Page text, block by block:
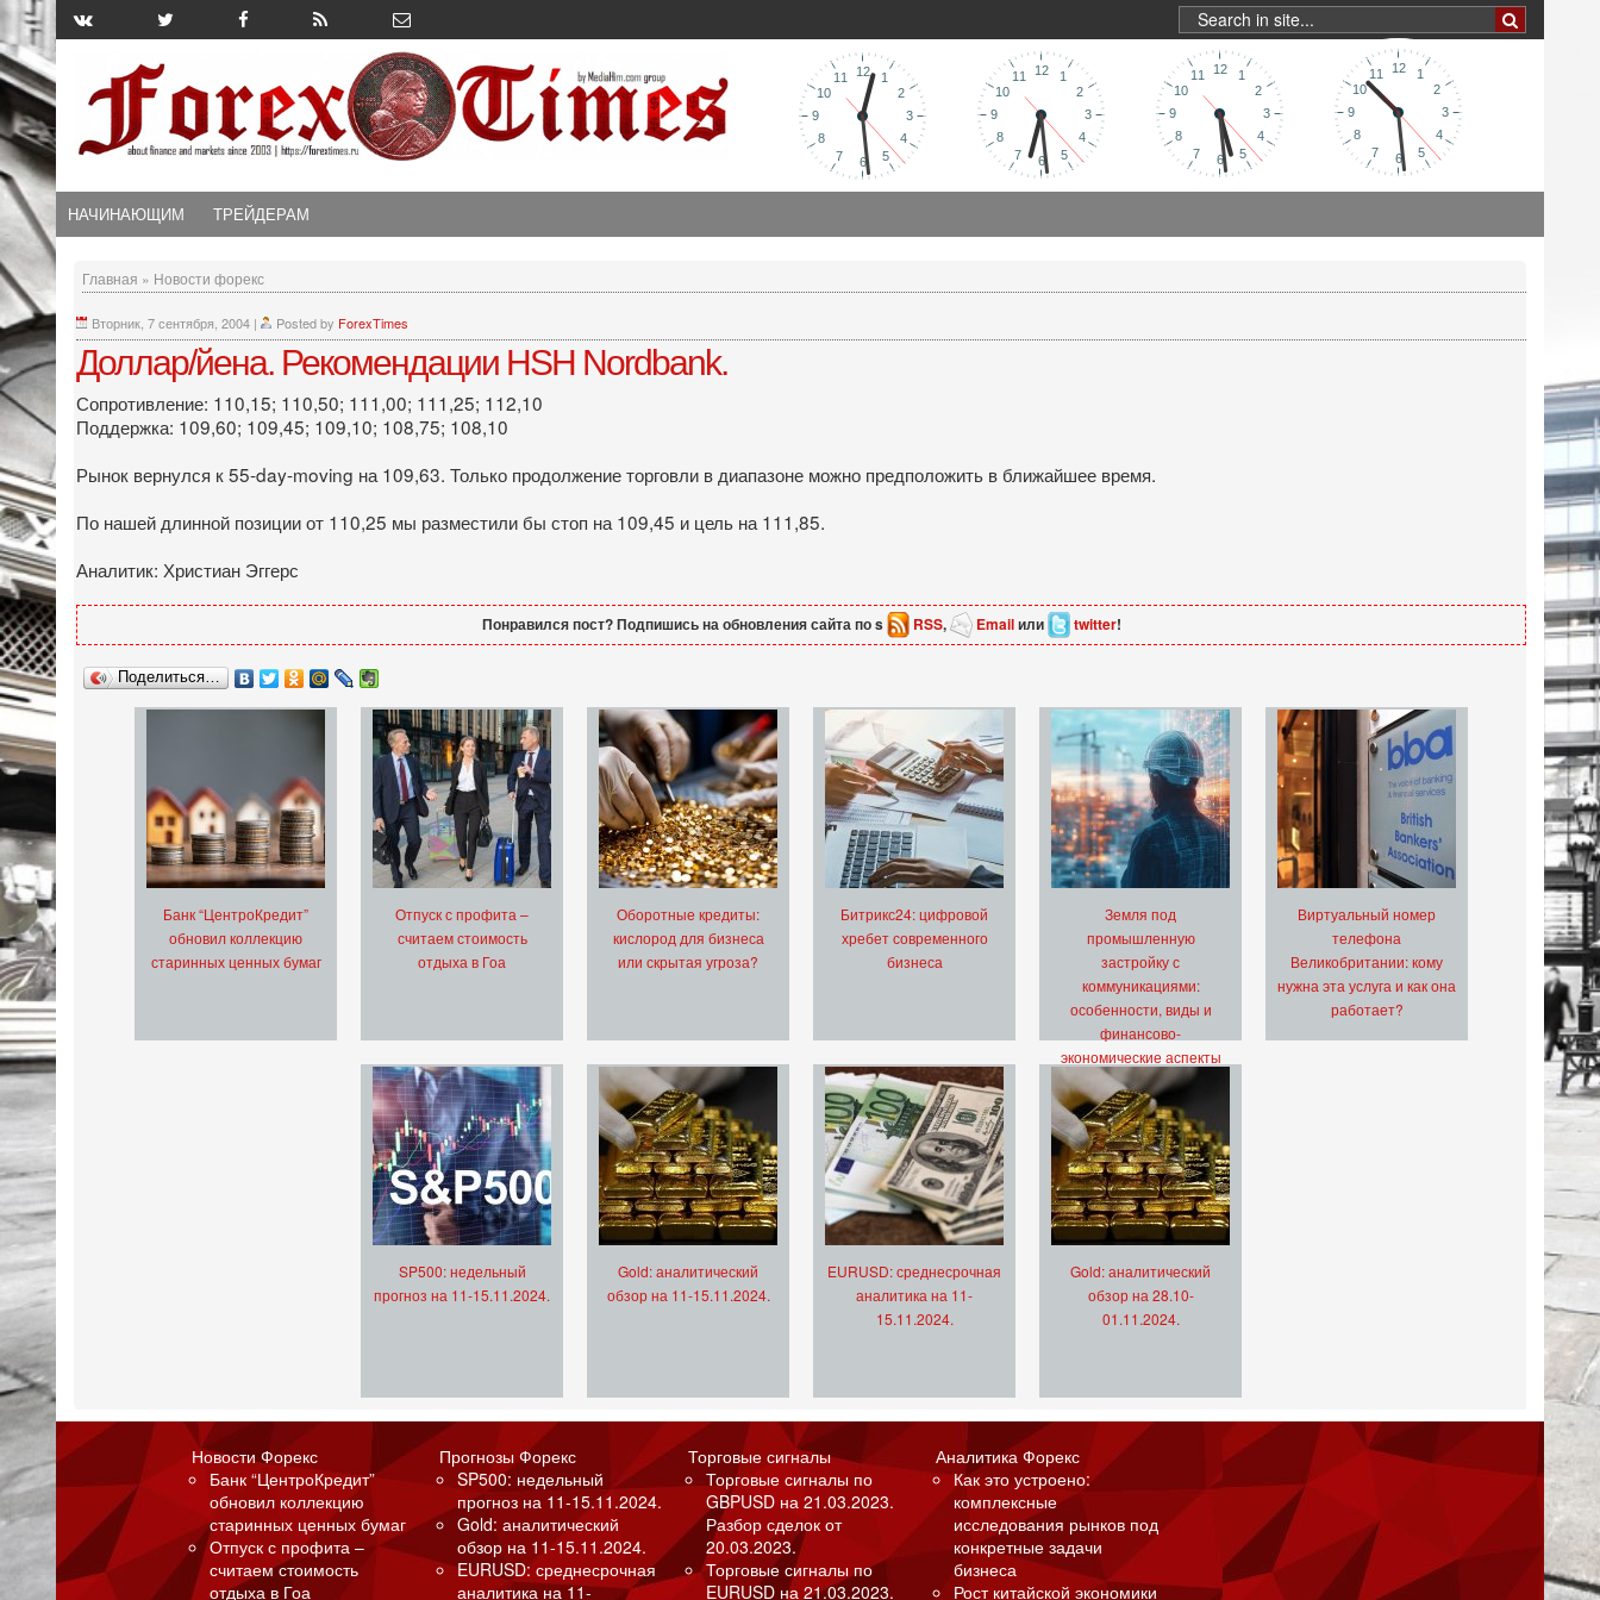
НАЧИНАЮЩИМ ТРЕЙДЕРАМ
Главная » Новости форекс
Вторник, 7 сентября, 2004 | Posted by ForexTimes
Доллар/йена. Рекомендации HSH Nordbank.
Сопротивление: 110,15; 110,50; 111,00; 111,25; 112,10
Поддержка: 109,60; 109,45; 109,10; 108,75; 108,10
Рынок вернулся к 55-day-moving на 109,63. Только продолжение торговли в диапазоне можно предположить в ближайшее время.
По нашей длинной позиции от 110,25 мы разместили бы стоп на 109,45 и цель на 111,85.
Аналитик: Христиан Эггерс
Понравился пост? Подпишись на обновления сайта по s RSS, Emailили twitter!
Поделиться…
Банк “ЦентроКредит”
обновил коллекцию
старинных ценных бумаг
Отпуск с профита –
считаем стоимость
отдыха в Гоа
Оборотные кредиты:
кислород для бизнеса
или скрытая угроза?
Битрикс24: цифровой
хребет современного
бизнеса
Земля под
промышленную
застройку с
коммуникациями:
особенности, виды и
финансово-
экономические аспекты
Виртуальный номер
телефона
Великобритании: кому
нужна эта услуга и как она
работает?
SP500: недельный
прогноз на 11-15.11.2024.
Gold: аналитический
обзор на 11-15.11.2024.
EURUSD: среднесрочная
аналитика на 11-
15.11.2024.
Gold: аналитический
обзор на 28.10-
01.11.2024.
Новости Форекс
Банк “ЦентроКредит”
обновил коллекцию
старинных ценных бумаг
Отпуск с профита –
считаем стоимость
отдыха в Гоа
Прогнозы Форекс
SP500: недельный
прогноз на 11-15.11.2024.
Gold: аналитический
обзор на 11-15.11.2024.
EURUSD: среднесрочная
аналитика на 11-
Торговые сигналы
Торговые сигналы по
GBPUSD на 21.03.2023.
Разбор сделок от
20.03.2023.
Торговые сигналы по
EURUSD на 21.03.2023.
Аналитика Форекс
Как это устроено:
комплексные
исследования рынков под
конкретные задачи
бизнеса
Рост китайской экономики